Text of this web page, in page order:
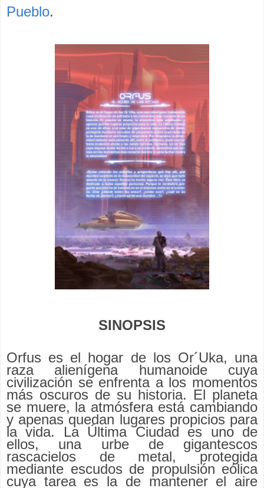
Pueblo.
SINOPSIS
Orfus es el hogar de los Or´Uka, una
raza alienígena humanoide cuya
civilización se enfrenta a los momentos
más oscuros de su historia. El planeta
se muere, la atmósfera está cambiando
y apenas quedan lugares propicios para
la vida. La Última Ciudad es uno de
ellos, una urbe de gigantescos
rascacielos de metal, protegida
mediante escudos de propulsión eólica
cuya tarea es la de mantener el aire